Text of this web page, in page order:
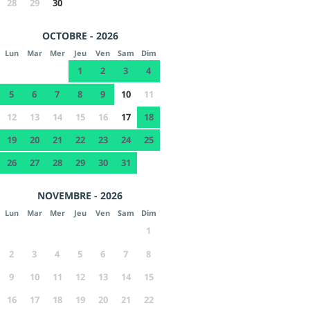
OCTOBRE - 2026
Lun Mar Mer Jeu Ven Sam Dim
1 2 3
4
5
6 7 8 9 10
11
12
13 14 15 16 17
18
19
20 21 22 23 24
25
26
27 28 29 30 31
NOVEMBRE - 2026
Lun Mar Mer Jeu Ven Sam Dim
1
2
3 4 5 6 7
8
9
10 11 12 13 14
15
16
17 18 19 20 21 22